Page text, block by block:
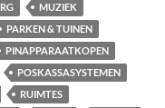
MUZIEK
PARKEN & TUINEN
PINAPPARAATKOPEN
POSKASSASYSTEMEN
RUIMTES